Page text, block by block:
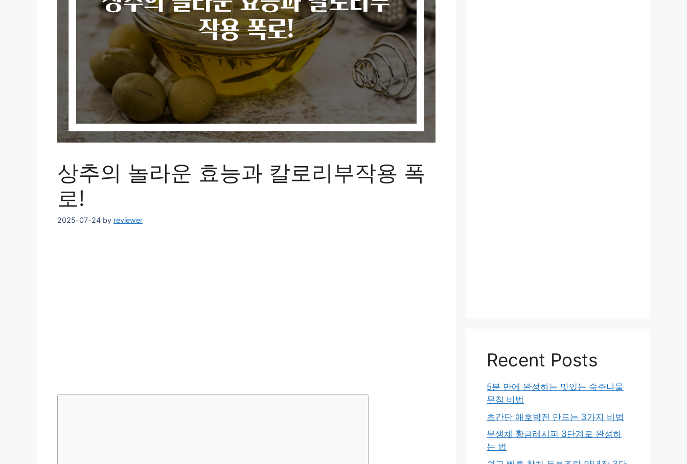
상추의 놀라운 효능과 칼로리부작용 폭
로!
2025-07-24 by reviewer
Recent Posts
5분 만에 완성하는 맛있는 숙주나물
무침 비법
초간단 애호박전 만드는 3가지 비법
무생채 황금레시피 3단계로 완성하
는 법